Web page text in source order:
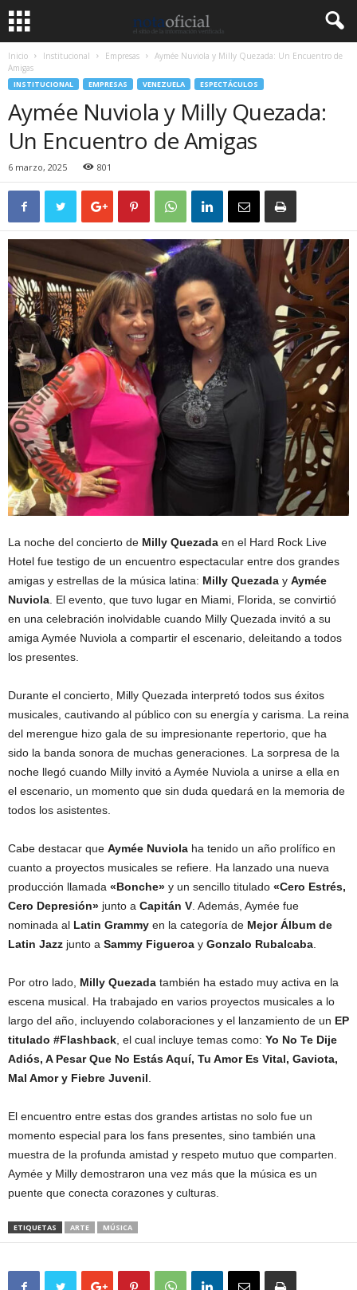
Inicio Institucional Empresas
Aymée Nuviola y Milly Quezada: Un Encuentro de
Amigas
INSTITUCIONAL EMPRESAS VENEZUELA ESPECTÁCULOS
Aymée Nuviola y Milly Quezada:
Un Encuentro de Amigas
6 marzo, 2025 801
La noche del concierto de Milly Quezada en el Hard Rock Live
Hotel fue testigo de un encuentro espectacular entre dos grandes
amigas y estrellas de la música latina: Milly Quezada y Aymée
Nuviola . El evento, que tuvo lugar en Miami, Florida, se convirtió
en una celebración inolvidable cuando Milly Quezada invitó a su
amiga Aymée Nuviola a compartir el escenario, deleitando a todos
los presentes.
Durante el concierto, Milly Quezada interpretó todos sus éxitos
musicales, cautivando al público con su energía y carisma. La reina
del merengue hizo gala de su impresionante repertorio, que ha
sido la banda sonora de muchas generaciones. La sorpresa de la
noche llegó cuando Milly invitó a Aymée Nuviola a unirse a ella en
el escenario, un momento que sin duda quedará en la memoria de
todos los asistentes.
Cabe destacar que Aymée Nuviola ha tenido un año prolífico en
cuanto a proyectos musicales se refiere. Ha lanzado una nueva
producción llamada «Bonche» y un sencillo titulado «Cero Estrés,
Cero Depresión» junto a Capitán V . Además, Aymée fue
nominada al Latin Grammy en la categoría de Mejor Álbum de
Latin Jazz junto a Sammy Figueroa y Gonzalo Rubalcaba
Por otro lado, Milly Quezada también ha estado muy activa en la
escena musical. Ha trabajado en varios proyectos musicales a lo
largo del año, incluyendo colaboraciones y el lanzamiento de un EP
titulado #Flashback , el cual incluye temas como: Yo No Te Dije
Adiós, A Pesar Que No Estás Aquí, Tu Amor Es Vital, Gaviota,
Mal Amor y Fiebre Juvenil
El encuentro entre estas dos grandes artistas no solo fue un
momento especial para los fans presentes, sino también una
muestra de la profunda amistad y respeto mutuo que comparten.
Aymée y Milly demostraron una vez más que la música es un
puente que conecta corazones y culturas.
ETIQUETAS ARTE MÚSICA